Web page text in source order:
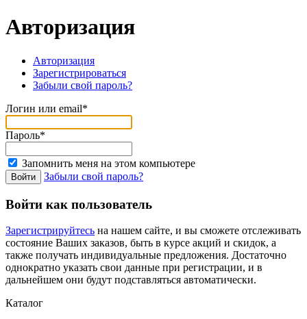
Авторизация
Авторизация
Зарегистрироваться
Забыли свой пароль?
Логин или email*
Пароль*
Запомнить меня на этом компьютере
Забыли свой пароль?
Войти как пользователь
Зарегистрируйтесь на нашем сайте, и вы сможете отслеживать
состояние Ваших заказов, быть в курсе акций и скидок, а
также получать индивидуальные предложения. Достаточно
однократно указать свои данные при регистрации, и в
дальнейшем они будут подставляться автоматически.
Каталог